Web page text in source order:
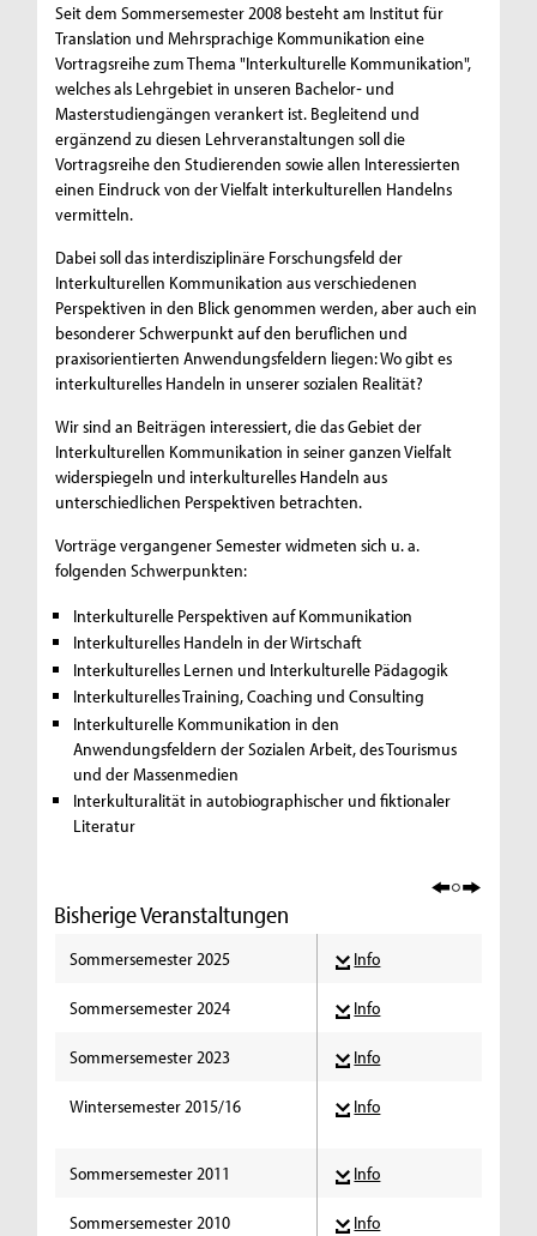
Seit dem Sommersemester 2008 besteht am Institut für
Translation und Mehrsprachige Kommunikation eine
Vortragsreihe zum Thema "Interkulturelle Kommunikation",
welches als Lehrgebiet in unseren Bachelor‐ und
Masterstudiengängen verankert ist. Begleitend und
ergänzend zu diesen Lehrveranstaltungen soll die
Vortragsreihe den Studierenden sowie allen Interessierten
einen Eindruck von der Vielfalt interkulturellen Handelns
vermitteln.
Dabei soll das interdisziplinäre Forschungsfeld der
Interkulturellen Kommunikation aus verschiedenen
Perspektiven in den Blick genommen werden, aber auch ein
besonderer Schwerpunkt auf den beruflichen und
praxisorientierten Anwendungsfeldern liegen: Wo gibt es
interkulturelles Handeln in unserer sozialen Realität?
Wir sind an Beiträgen interessiert, die das Gebiet der
Interkulturellen Kommunikation in seiner ganzen Vielfalt
widerspiegeln und interkulturelles Handeln aus
unterschiedlichen Perspektiven betrachten.
Vorträge vergangener Semester widmeten sich u. a.
folgenden Schwerpunkten:
Interkulturelle Perspektiven auf Kommunikation
Interkulturelles Handeln in der Wirtschaft
Interkulturelles Lernen und Interkulturelle Pädagogik
Interkulturelles Training, Coaching und Consulting
Interkulturelle Kommunikation in den
Anwendungsfeldern der Sozialen Arbeit, des Tourismus
und der Massenmedien
Interkulturalität in autobiographischer und fiktionaler
Literatur
Bisherige Veranstaltungen
Sommersemester 2025 Info
Sommersemester 2024 Info
Sommersemester 2023 Info
Wintersemester 2015/16 Info
Sommersemester 2011 Info
Sommersemester 2010 Info